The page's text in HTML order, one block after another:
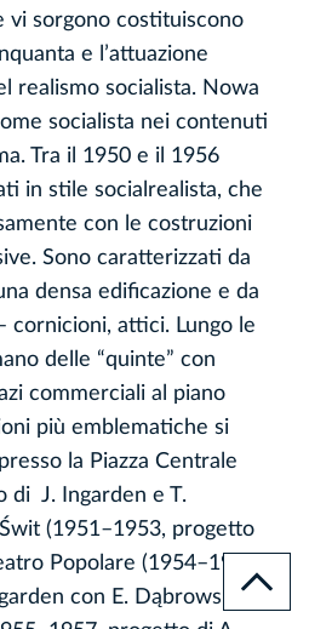
vi sorgono costituiscono
e l’attuazione
realismo socialista. Nowa
socialista nei contenuti
Tra il 1950 e il 1956
in stile socialrealista, che
con le costruzioni
Sono caratterizzati da
densa edificazione e da
cornicioni, attici. Lungo le
delle “quinte” con
commerciali al piano
più emblematiche si
la Piazza Centrale
di J. Ingarden e T.
(1951–1953, progetto
Popolare (1954–1955,
con E. Dąbrowski), il